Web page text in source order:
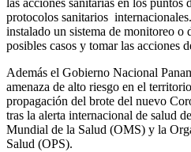
las acciones sanitarias en los
protocolos sanitarios
instalado un sistema de monitoreo o
posibles casos y tomar las acciones
Además el Gobierno Nacional
amenaza de alto riesgo en el
propagación del brote del nuevo
tras la alerta internacional de salud
Mundial de la Salud (OMS) y la
Salud (OPS).